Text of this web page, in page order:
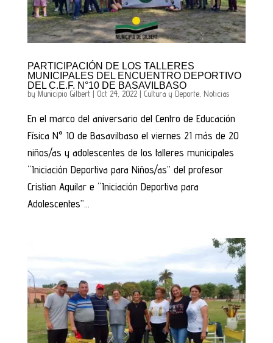
PARTICIPACIÓN DE LOS TALLERES
MUNICIPALES DEL ENCUENTRO DEPORTIVO
DEL C.E.F. N°10 DE BASAVILBASO
by Municipio Gilbert| Oct 24, 2022| Cultura y Deporte, Noticias
En el marco del aniversario del Centro de Educación
Física N° 10 de Basavilbaso el viernes 21 más de 20
niños/as y adolescentes de los talleres municipales
“Iniciación Deportiva para Niños/as” del profesor
Cristian Aguilar e “Iniciación Deportiva para
Adolescentes”...